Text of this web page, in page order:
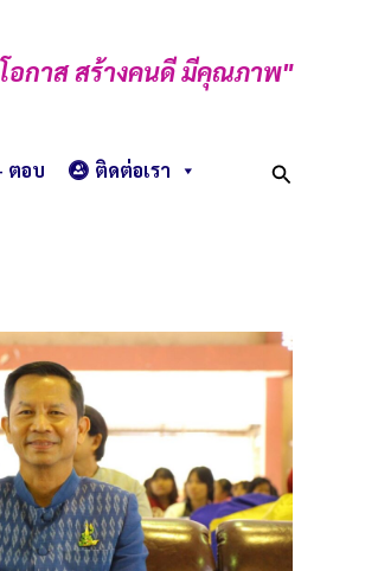
อกาส สร้างคนดี มีคุณภาพ"
ตอบ ติดต่อเรา Search